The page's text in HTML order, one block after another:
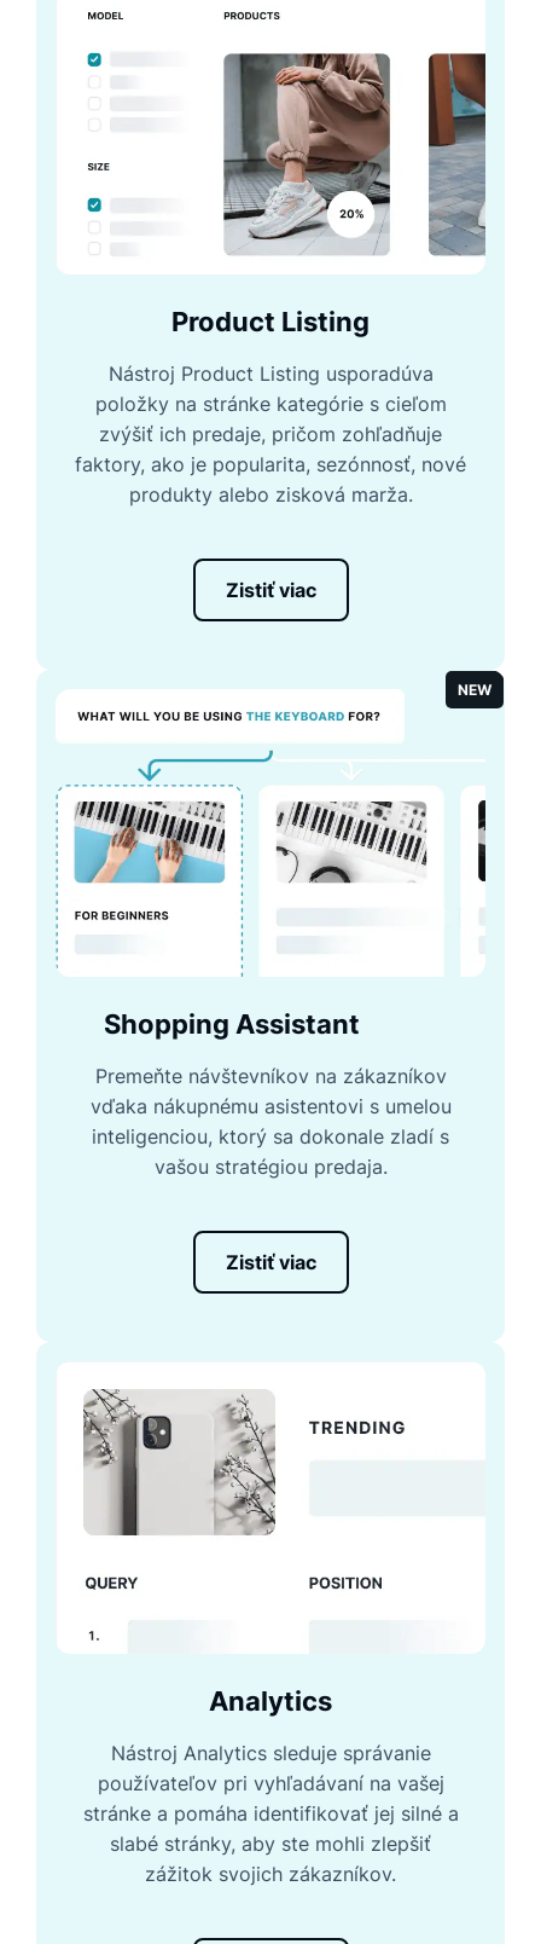
Product Listing
Nástroj Product Listing usporadúva
položky na stránke kategórie s cieľom
zvýšiť ich predaje, pričom zohľadňuje
faktory, ako je popularita, sezónnosť, nové
produkty alebo zisková marža.
Zistiť viac
NEW
Shopping Assistant
Premeňte návštevníkov na zákazníkov
vďaka nákupnému asistentovi s umelou
inteligenciou, ktorý sa dokonale zladí s
vašou stratégiou predaja.
Zistiť viac
Analytics
Nástroj Analytics sleduje správanie
používateľov pri vyhľadávaní na vašej
stránke a pomáha identifikovať jej silné a
slabé stránky, aby ste mohli zlepšiť
zážitok svojich zákazníkov.